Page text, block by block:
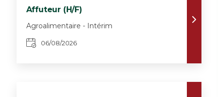
Affuteur (H/F)
Agroalimentaire - Intérim
06/08/2026